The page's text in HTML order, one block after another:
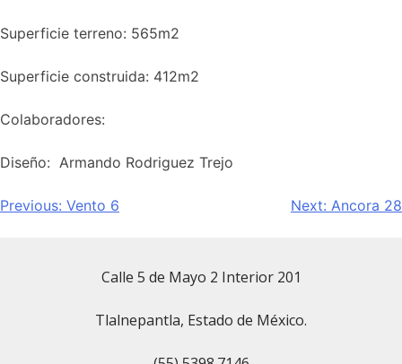
Superficie terreno: 565m2
Superficie construida: 412m2​
Colaboradores:
Diseño: Armando Rodriguez Trejo
Previous: Vento 6 Next: Ancora 28
Calle 5 de Mayo 2 Interior 201
Tlalnepantla, Estado de México.